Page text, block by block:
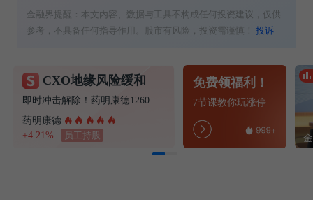
金融界提醒：本文内容、数据与工具不构成任何投资建议，仅供
参考，不具备任何指导作用。股市有风险，投资需谨慎！投诉
CXO地缘风险缓和
药明康德
+4.21%
员工持股
免费领福利！
7节课教你玩涨停